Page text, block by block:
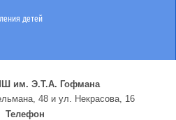
детей
им. Э.Т.А. Гофмана
48 и ул. Некрасова, 16
Телефон